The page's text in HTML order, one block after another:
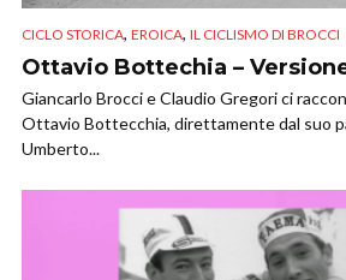
CICLO STORICA, EROICA, IL CICLISMO DI BROCCI
Ottavio Bottechia –
Giancarlo Brocci e Claudio Gregori ci
Ottavio Bottecchia, direttamente dal suo
Umberto...